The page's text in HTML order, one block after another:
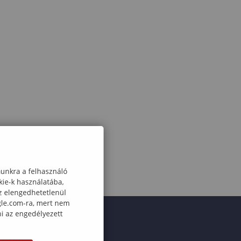
a felhasználó
k használatába,
elengedhetetlenül
ra, mert nem
az engedélyezett